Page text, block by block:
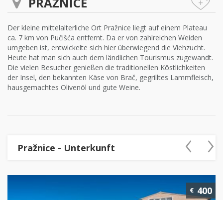
+
Der kleine mittelalterliche Ort Pražnice liegt auf einem Plateau
ca. 7 km von Pučišća entfernt. Da er von zahlreichen Weiden
umgeben ist, entwickelte sich hier überwiegend die Viehzucht.
Heute hat man sich auch dem ländlichen Tourismus zugewandt.
Die vielen Besucher genießen die traditionellen Köstlichkeiten
der Insel, den bekannten Käse von Brač, gegrilltes Lammfleisch,
hausgemachtes Olivenöl und gute Weine.
Pražnice - Unterkunft
€ 400
‹ ›